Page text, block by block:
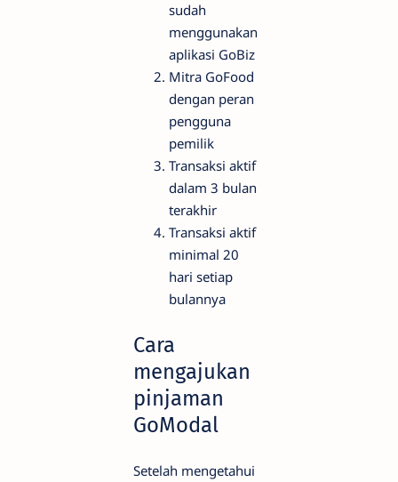
sudah
menggunakan
aplikasi GoBiz
Mitra GoFood
dengan peran
pengguna
pemilik
Transaksi aktif
dalam 3 bulan
terakhir
Transaksi aktif
minimal 20
hari setiap
bulannya
Cara
mengajukan
pinjaman
GoModal
Setelah mengetahui